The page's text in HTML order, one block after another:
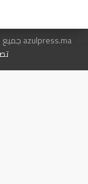
azulpress.ma جميع الحقوق محفوظة